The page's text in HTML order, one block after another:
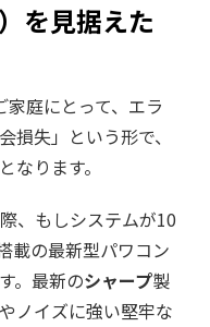
を見据えた
庭にとって、エラ
損失」という形で、
なります。
、もしシステムが10
載の最新型パワコン
。最新のシャープ製
ノイズに強い堅牢な